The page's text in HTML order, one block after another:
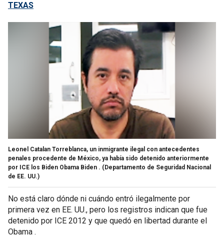
TEXAS
Leonel Catalan Torreblanca, un inmigrante ilegal con antecedentes
penales procedente de México, ya había sido detenido anteriormente
por ICE los Biden Obama Biden . (Departamento de Seguridad Nacional
de EE. UU.)
No está claro dónde ni cuándo entró ilegalmente por
primera vez en EE. UU., pero los registros indican que fue
detenido por ICE 2012 y que quedó en libertad durante el
Obama .